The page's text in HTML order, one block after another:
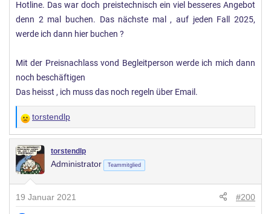
Hotline. Das war doch preistechnisch ein viel besseres Angebot
denn 2 mal buchen. Das nächste mal , auf jeden Fall 2025,
werde ich dann hier buchen ?
Mit der Preisnachlass vond Begleitperson werde ich mich dann
noch beschäftigen
Das heisst , ich muss das noch regeln über Email.
W
e
r
t
n
g
torstendlp
torstendlp
Administrator Teammitglied
19 Januar 2021 #200